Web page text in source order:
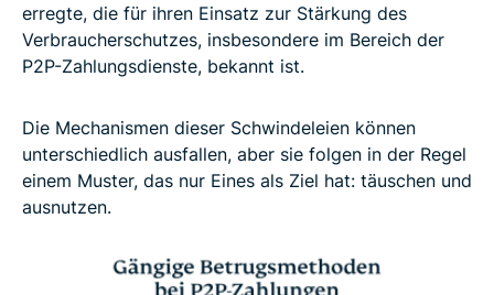
erregte, die für ihren Einsatz zur Stärkung des
Verbraucherschutzes, insbesondere im Bereich der
P2P-Zahlungsdienste, bekannt ist.
Die Mechanismen dieser Schwindeleien können
unterschiedlich ausfallen, aber sie folgen in der Regel
einem Muster, das nur Eines als Ziel hat: täuschen und
ausnutzen.